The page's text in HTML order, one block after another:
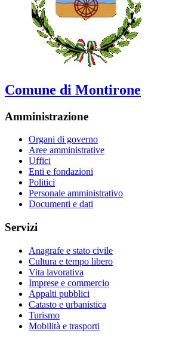
Comune di Montirone
Amministrazione
Organi di governo
Aree amministrative
Uffici
Enti e fondazioni
Politici
Personale amministrativo
Documenti e dati
Servizi
Anagrafe e stato civile
Cultura e tempo libero
Vita lavorativa
Imprese e commercio
Appalti pubblici
Catasto e urbanistica
Turismo
Mobilità e trasporti